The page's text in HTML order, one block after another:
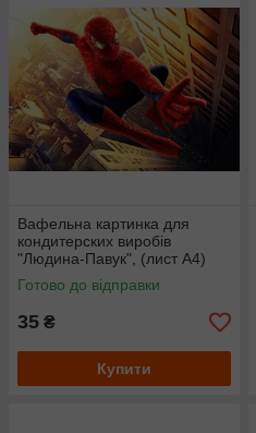
Вафельна картинка для
кондитерских виробів
"Людина-Павук", (лист А4)
Готово до відправки
35 ₴
Купити